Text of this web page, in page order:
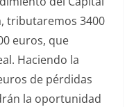
tributaremos 3400
euros, que
Haciendo la
de pérdidas
la oportunidad